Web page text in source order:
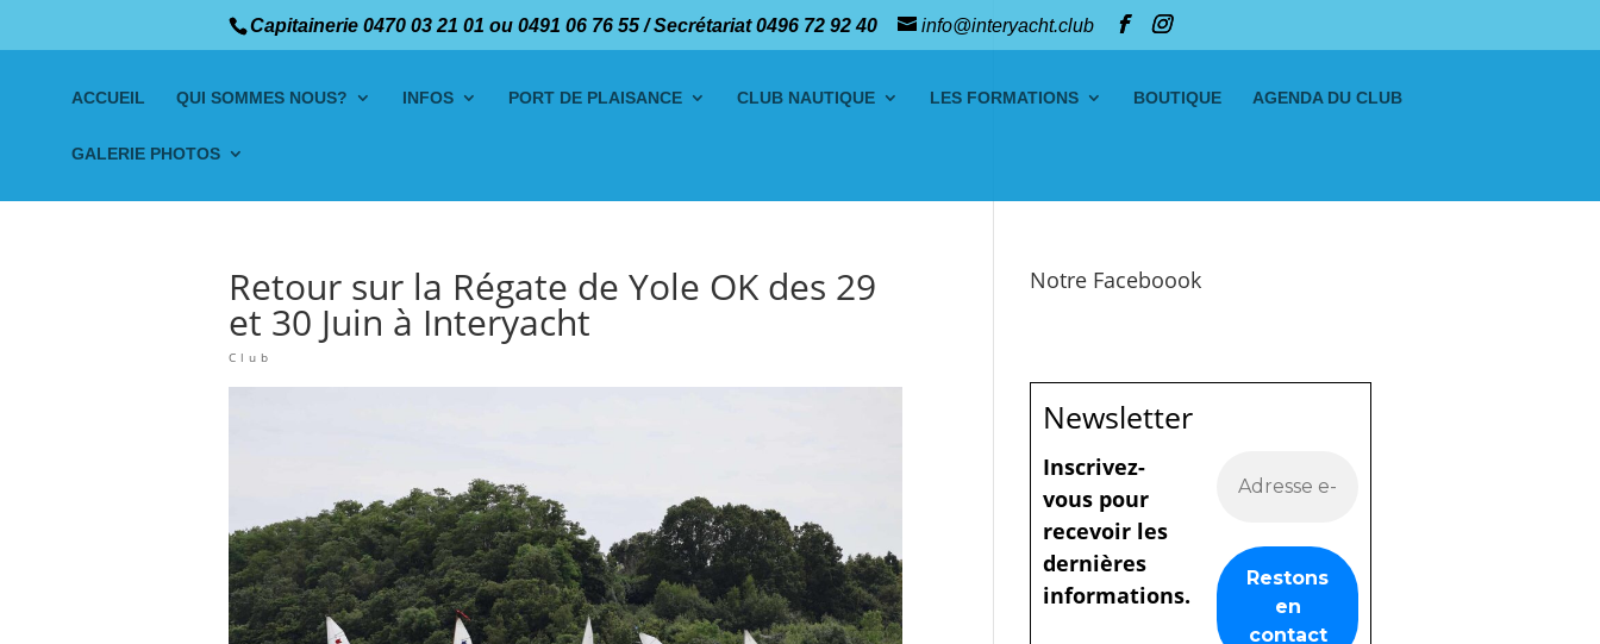
Capitainerie 0470 03 21 01 ou 0491 06 76 55 / Secrétariat 0496 72 92 40 info@interyacht.club
ACCUEIL QUI SOMMES NOUS? INFOS PORT DE PLAISANCE CLUB NAUTIQUE LES FORMATIONS BOUTIQUE AGENDA DU CLUB
GALERIE PHOTOS
Retour sur la Régate de Yole OK des 29
et 30 Juin à Interyacht
Club
Notre Faceboook
Newsletter
Inscrivez-
vous pour
recevoir les
dernières
informations.